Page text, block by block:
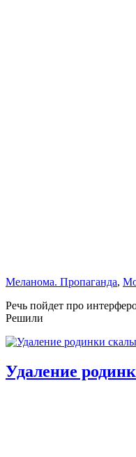
Меланома. Пропаганда,
Речь пойдет про
Решили
Удаление